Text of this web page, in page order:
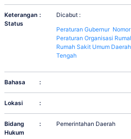
Keterangan
Status
:
Dicabut :
Peraturan Gubernur
Peraturan Organisasi
Rumah Sakit Umum
Tengah
Bahasa :
Lokasi :
Bidang
Hukum
: Pemerintahan Daerah